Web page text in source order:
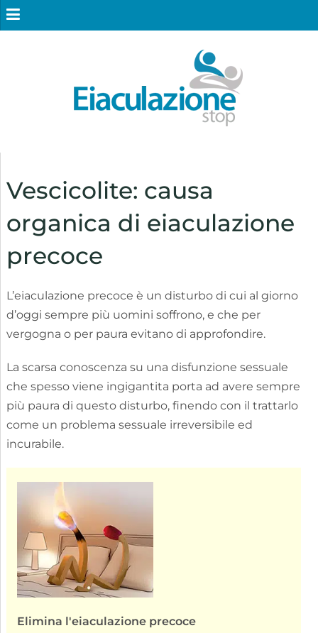
Vescicolite: causa
organica di eiaculazione
precoce
L’eiaculazione precoce è un disturbo di cui al giorno
d’oggi sempre più uomini soffrono, e che per
vergogna o per paura evitano di approfondire.
La scarsa conoscenza su una disfunzione sessuale
che spesso viene ingigantita porta ad avere sempre
più paura di questo disturbo, finendo con il trattarlo
come un problema sessuale irreversibile ed
incurabile.
Elimina l'eiaculazione precoce